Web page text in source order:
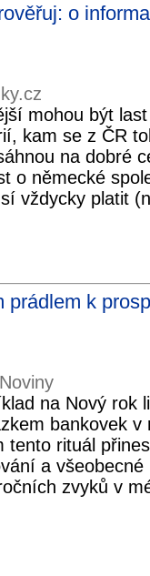
o
mohou být
kam se z ČR
na dobré
o německé
vždycky platit
prádlem k
na Nový rok
bankovek
tento rituál
a
zvyků v